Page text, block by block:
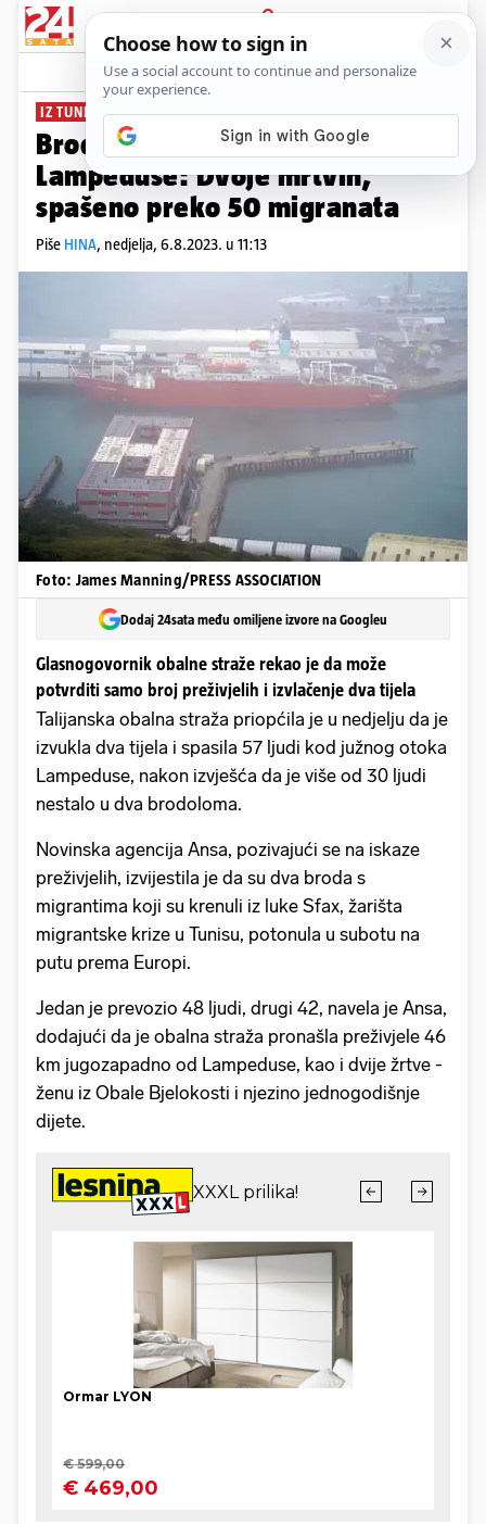
PRIJAVA
News Komentari
IZ TUNISA U EUROPU
Brodolom kod talijanske
Lampeduse: Dvoje mrtvih,
spašeno preko 50 migranata
Piše HINA, nedjelja, 6.8.2023. u 11:13
Foto: James Manning/PRESS ASSOCIATION
Dodaj 24sata među omiljene izvore na Googleu
Glasnogovornik obalne straže rekao je da može
potvrditi samo broj preživjelih i izvlačenje dva tijela
Talijanska obalna straža priopćila je u nedjelju da je
izvukla dva tijela i spasila 57 ljudi kod južnog otoka
Lampeduse, nakon izvješća da je više od 30 ljudi
nestalo u dva brodoloma.
Novinska agencija Ansa, pozivajući se na iskaze
preživjelih, izvijestila je da su dva broda s
migrantima koji su krenuli iz luke Sfax, žarišta
migrantske krize u Tunisu, potonula u subotu na
putu prema Europi.
Jedan je prevozio 48 ljudi, drugi 42, navela je Ansa,
dodajući da je obalna straža pronašla preživjele 46
km jugozapadno od Lampeduse, kao i dvije žrtve -
ženu iz Obale Bjelokosti i njezino jednogodišnje
dijete.